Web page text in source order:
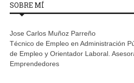
SOBRE MÍ
Jose Carlos Muñoz Parreño
Técnico de Empleo en Administración
de Empleo y Orientador Laboral.
Emprendedores